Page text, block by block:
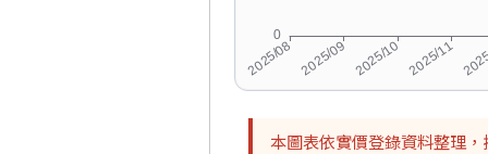
本圖表依實價登錄資料整理